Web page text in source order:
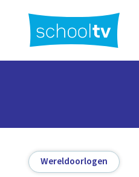
hoofdinhoud
Wereldoorlogen